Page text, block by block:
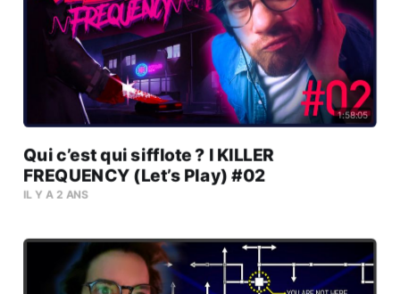
1:58:05
Qui c’est qui sifflote ? l KILLER
FREQUENCY (Let’s Play) #02
IL Y A 2 ANS